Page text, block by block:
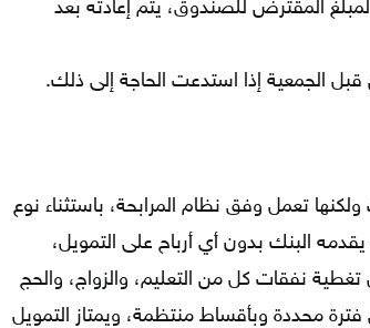
المقترض للصندوق، يتم إعادته بعد
الجمعية إذا استدعت الحاجة إلى ذلك.
تعمل وفق نظام المرابحة، باستثناء نوع
البنك بدون أي أرباح على التمويل،
نفقات كل من التعليم، والزواج، والحج
فترة محددة وبأقساط منتظمة، ويمتاز التمويل